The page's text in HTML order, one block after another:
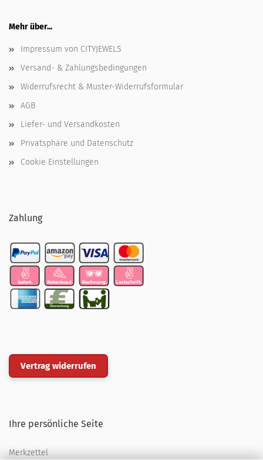
Mehr über...
Impressum von CITYJEWELS
Versand- & Zahlungsbedingungen
Widerrufsrecht & Muster-Widerrufsformular
AGB
Liefer- und Versandkosten
Privatsphäre und Datenschutz
Cookie Einstellungen
Zahlung
Vertrag widerrufen
Ihre persönliche Seite
Merkzettel